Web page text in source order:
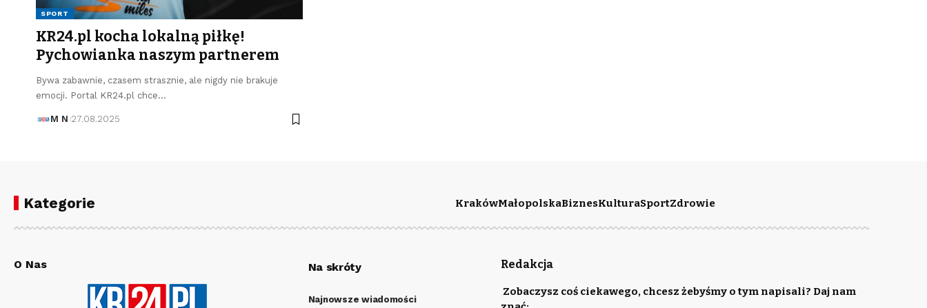
SPORT
KR24.pl kocha lokalną piłkę!
Pychowianka naszym partnerem
Bywa zabawnie, czasem strasznie, ale nigdy nie brakuje
emocji. Portal KR24.pl chce…
M N 27.08.2025
Kategorie KrakówMałopolskaBiznesKulturaSportZdrowie
O Nas Na skróty
Najnowsze wiadomości
Redakcja
Zobaczysz coś ciekawego, chcesz żebyśmy o tym napisali? Daj nam